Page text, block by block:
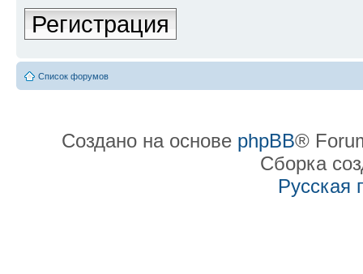
Регистрация
Список форумов
Создано на основе phpBB®
Сборка
Русская